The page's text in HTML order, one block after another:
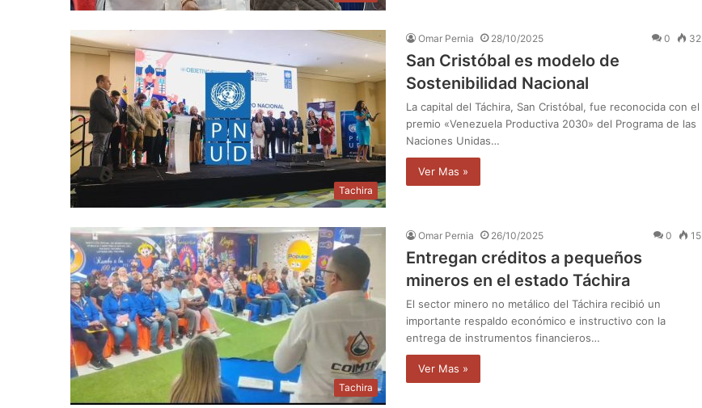
Tachira
Omar Pernia 28/10/2025 0 32
San Cristóbal es modelo de
Sostenibilidad Nacional
La capital del Táchira, ​San Cristóbal, fue reconocida con el
premio «Venezuela Productiva 2030» del Programa de las
Naciones Unidas…
Ver Mas »
Tachira
Omar Pernia 26/10/2025 0 15
Entregan créditos a pequeños
mineros en el estado Táchira
El sector minero no metálico del Táchira recibió un
importante respaldo económico e instructivo con la
entrega de instrumentos financieros…
Ver Mas »